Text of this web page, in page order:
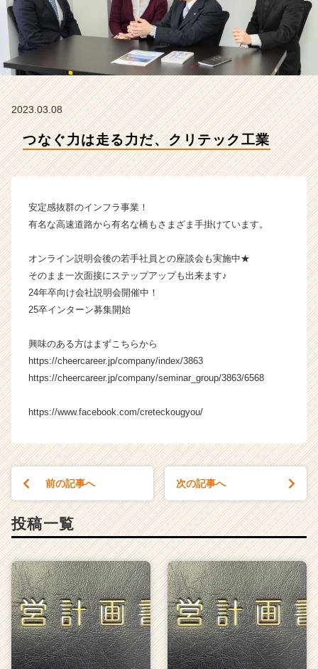
の
タ
イ
ム
ラ
ベ
ン
成
長
業
か
ら
ス
カ
ト
が
届
ト
リ
ア
（C
h
e
e
r
C
a
2023.03.08
つなぐ力は走る力だ、クリテック工業
安定感抜群のインフラ事業！
有名な高速道路から有名な橋もさまざま手掛けています。
オンライン説明会後の若手社員との座談会も実施中★
そのまま一次面接にステップアップも出来ます♪
24年卒向け会社説明会開催中！
25卒インターン募集開始
興味のある方はまずこちらから
https://cheercareer.jp/company/index/3863
https://cheercareer.jp/company/seminar_group/3863/6568
https://www.facebook.com/creteckougyou/
前の記事へ 次の記事へ
投稿一覧